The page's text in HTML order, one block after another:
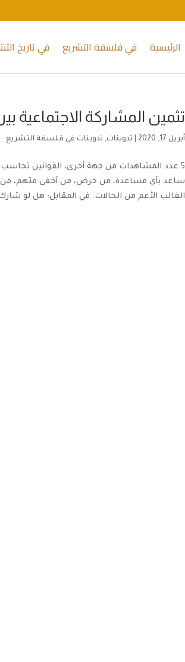
الرئيسية في فلسفة التشريع في تاريخ
تثمين المشاركة الاجتماعية
أبريل 17, 2020 تدوينات, تدوينات في فلسفة التشريع
5 عدد المشاهدات من جهة أخرى، القوانين تحاسب
ساعد بأي مساعدة، من حرض، من أخفى متهم، من
الغالب الأعم من الحالات. في المقابل: هل لو